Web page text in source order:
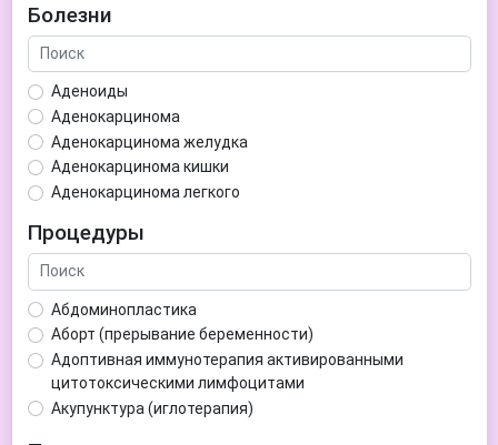
Болезни
Аденоиды
Аденокарцинома
Аденокарцинома желудка
Аденокарцинома кишки
Аденокарцинома легкого
Аденома гипофиза
Аденома простаты
Аденома щитовидной железы
Аденомиоз
Адентия
Азооспермия
Акне (угри)
Алкоголизм
Процедуры
Абдоминопластика
Аборт (прерывание беременности)
Адоптивная иммунотерапия активированными
цитотоксическими лимфоцитами
Акупунктура (иглотерапия)